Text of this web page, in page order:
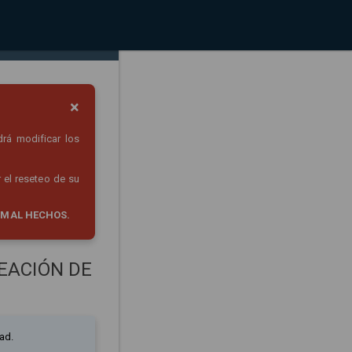
×
modificar los
el reseteo de su
HECHOS.
DE